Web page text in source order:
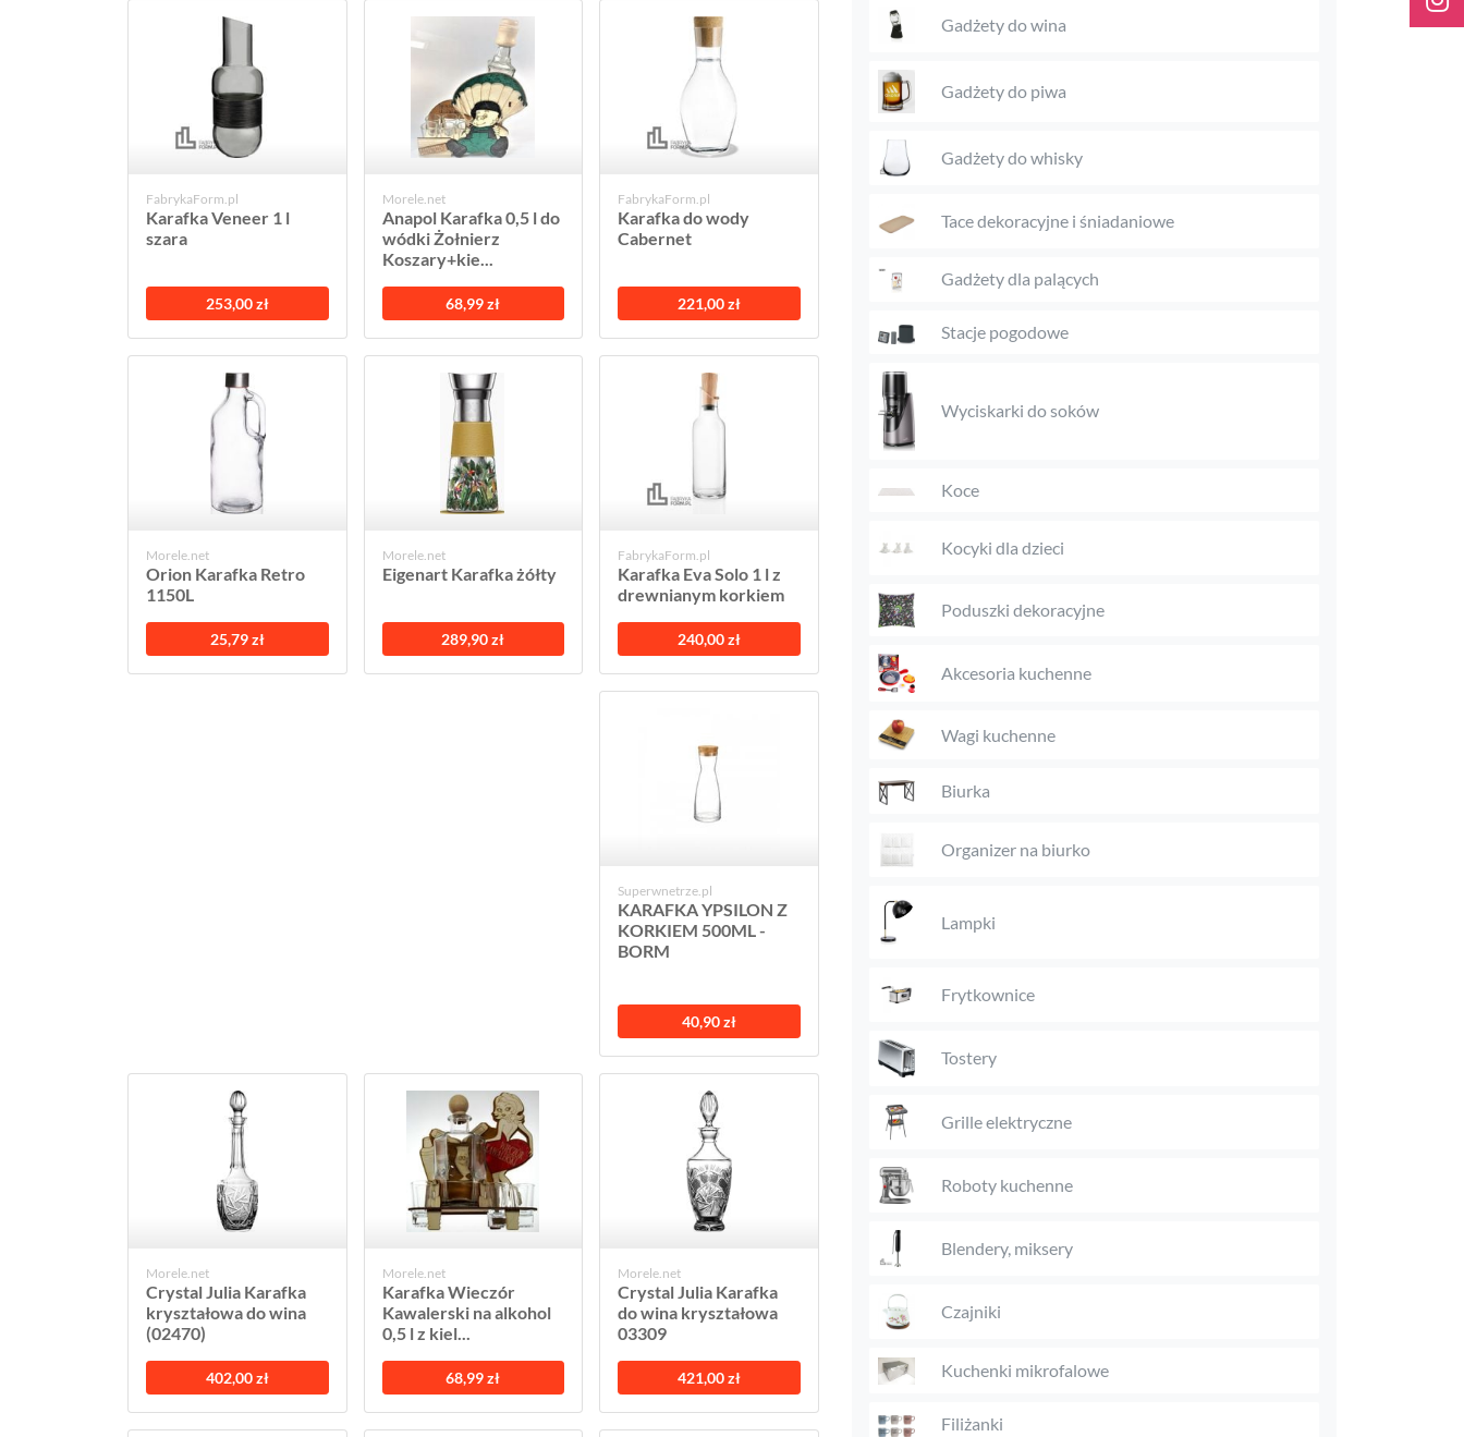
FabrykaForm.pl
Karafka Veneer 1 l
szara
253,00 zł
Morele.net
Anapol Karafka 0,5 l do
wódki Żołnierz
Koszary+kie...
68,99 zł
FabrykaForm.pl
Karafka do wody
Cabernet
221,00 zł
Morele.net
Orion Karafka Retro
1150L
25,79 zł
Morele.net
Eigenart Karafka żółty
289,90 zł
FabrykaForm.pl
Karafka Eva Solo 1 l z
drewnianym korkiem
240,00 zł
Superwnetrze.pl
KARAFKA YPSILON Z
KORKIEM 500ML -
BORM
40,90 zł
Morele.net
Crystal Julia Karafka
kryształowa do wina
(02470)
402,00 zł
Morele.net
Karafka Wieczór
Kawalerski na alkohol
0,5 l z kiel...
68,99 zł
Morele.net
Crystal Julia Karafka
do wina kryształowa
03309
421,00 zł
Gadżety do wina
Gadżety do piwa
Gadżety do whisky
Tace dekoracyjne i śniadaniowe
Gadżety dla palących
Stacje pogodowe
Wyciskarki do soków
Koce
Kocyki dla dzieci
Poduszki dekoracyjne
Akcesoria kuchenne
Wagi kuchenne
Biurka
Organizer na biurko
Lampki
Frytkownice
Tostery
Grille elektryczne
Roboty kuchenne
Blendery, miksery
Czajniki
Kuchenki mikrofalowe
Filiżanki